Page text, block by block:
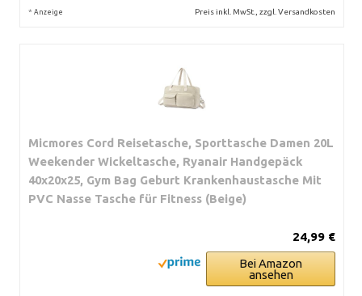
* Anzeige Preis inkl. MwSt., zzgl. Versandkosten
Micmores Cord Reisetasche, Sporttasche Damen 20L
Weekender Wickeltasche, Ryanair Handgepäck
40x20x25, Gym Bag Geburt Krankenhaustasche Mit
PVC Nasse Tasche für Fitness (Beige)
24,99 €
Bei Amazon
ansehen